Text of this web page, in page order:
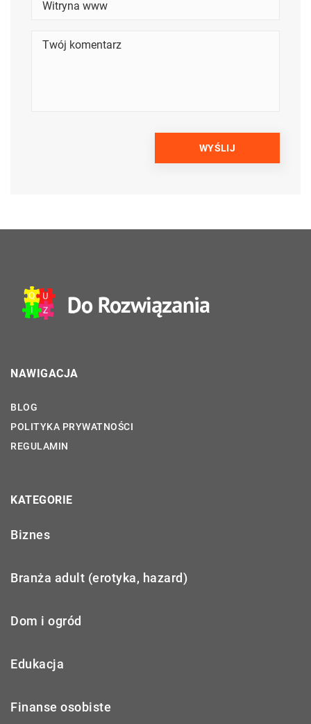
NAWIGACJA
BLOG
POLITYKA PRYWATNOŚCI
REGULAMIN
KATEGORIE
Biznes
Branża adult (erotyka, hazard)
Dom i ogród
Edukacja
Finanse osobiste